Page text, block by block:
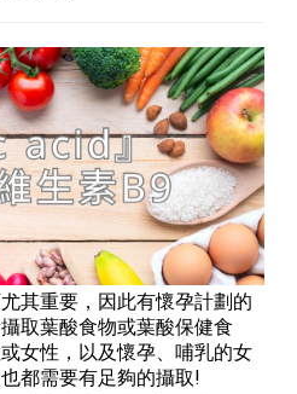
其重要，因此有懷孕計劃的
取葉酸食物或葉酸保健食
女性，以及懷孕、哺乳的女
都需要有足夠的攝取!